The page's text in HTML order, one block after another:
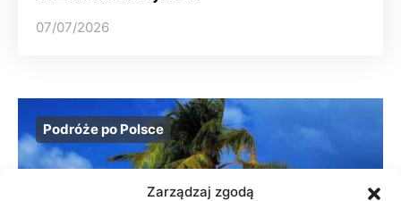
Zarządzaj zgodą
07/07/2026
Podróże po Polsce